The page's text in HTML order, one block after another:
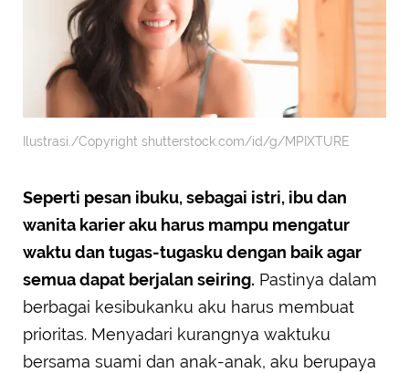
Ilustrasi./Copyright shutterstock.com/id/g/MPIXTURE
Seperti pesan ibuku, sebagai istri, ibu dan
wanita karier aku harus mampu mengatur
waktu dan tugas-tugasku dengan baik agar
semua dapat berjalan seiring. Pastinya dalam
berbagai kesibukanku aku harus membuat
prioritas. Menyadari kurangnya waktuku
bersama suami dan anak-anak, aku berupaya